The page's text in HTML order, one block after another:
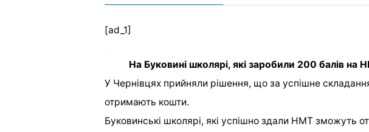
[ad_1]
На Буковині школярі, які заробили 200 балів
У Чернівцях прийняли рішення, що за успішне
отримають кошти.
Буковинські школярі, які успішно здали НМТ зможуть